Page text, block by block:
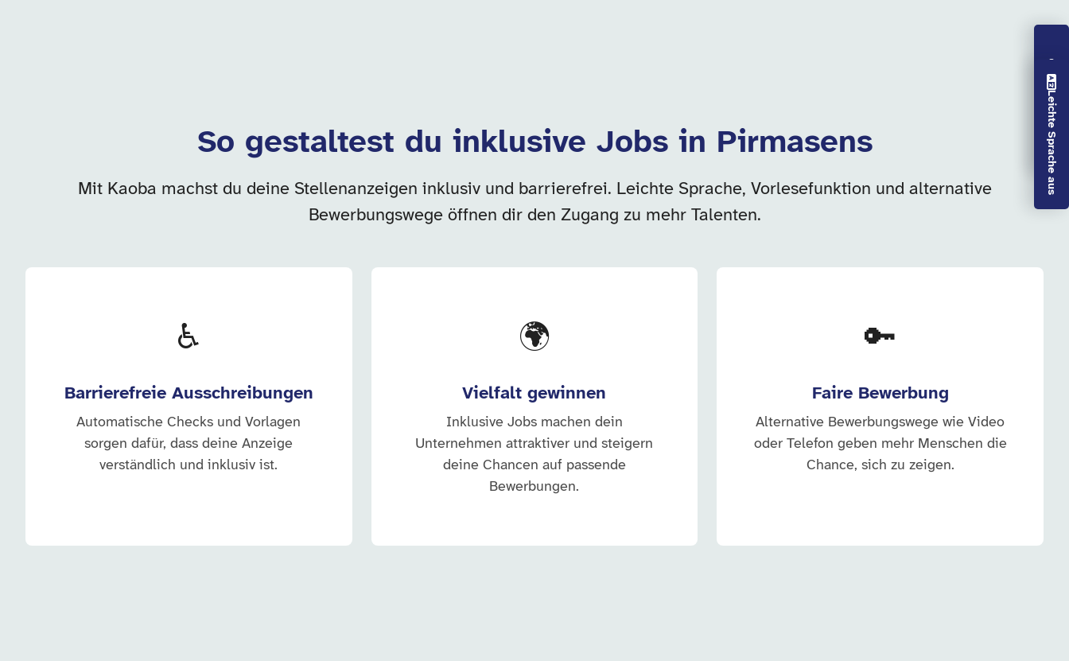
Vorlesen aus
Leichte Sprache aus
So gestaltest du inklusive Jobs in Pirmasens
Mit Kaoba machst du deine Stellenanzeigen inklusiv und barrierefrei. Leichte Sprache, Vorlesefunktion und alternative
Bewerbungswege öffnen dir den Zugang zu mehr Talenten.
♿
Barrierefreie Ausschreibungen
Automatische Checks und Vorlagen
sorgen dafür, dass deine Anzeige
verständlich und inklusiv ist.
🌍
Vielfalt gewinnen
Inklusive Jobs machen dein
Unternehmen attraktiver und steigern
deine Chancen auf passende
Bewerbungen.
🔑
Faire Bewerbung
Alternative Bewerbungswege wie Video
oder Telefon geben mehr Menschen die
Chance, sich zu zeigen.